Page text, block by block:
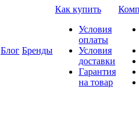
Блог Бренды
Как купить
Условия
оплаты
Условия
доставки
Гарантия
на товар